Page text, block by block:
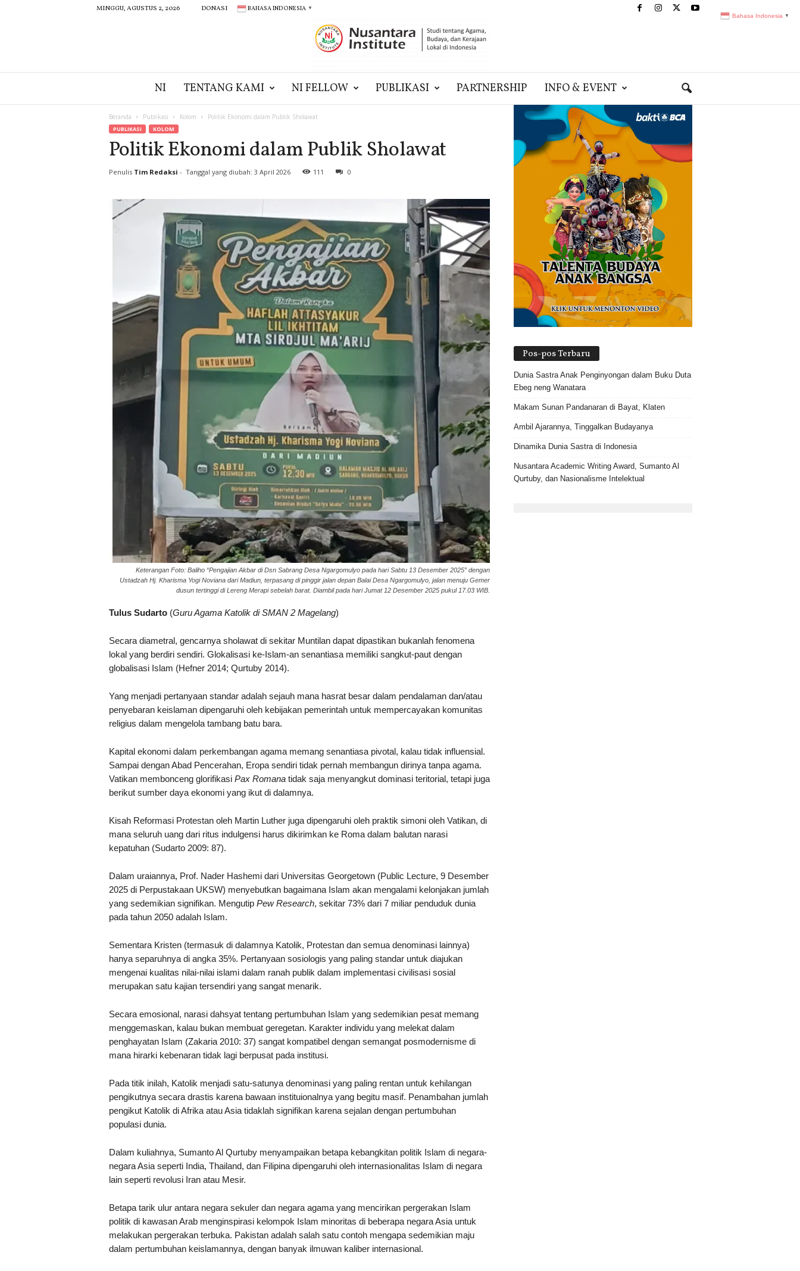
MINGGU, AGUSTUS 2, 2026 DONASI BAHASA INDONESIA ▼
NI TENTANG KAMI NI FELLOW PUBLIKASI PARTNERSHIP INFO & EVENT
Beranda Publikasi Kolom Politik Ekonomi dalam Publik Sholawat
PUBLIKASI KOLOM
Politik Ekonomi dalam Publik Sholawat
Penulis Tim Redaksi - Tanggal yang diubah: 3 April 2026 111 0
Keterangan Foto: Baliho “Pengajian Akbar di Dsn Sabrang Desa Ngargomulyo pada hari Sabtu 13 Desember 2025” dengan
Ustadzah Hj. Kharisma Yogi Noviana dari Madiun, terpasang di pinggir jalan depan Balai Desa Ngargomulyo, jalan menuju Gemer
dusun tertinggi di Lereng Merapi sebelah barat. Diambil pada hari Jumat 12 Desember 2025 pukul 17.03 WIB.
Tulus Sudarto(Guru Agama Katolik di SMAN 2 Magelang)
Secara diametral, gencarnya sholawat di sekitar Muntilan dapat dipastikan bukanlah fenomena
lokal yang berdiri sendiri. Glokalisasi ke-Islam-an senantiasa memiliki sangkut-paut dengan
globalisasi Islam (Hefner 2014; Qurtuby 2014).
Yang menjadi pertanyaan standar adalah sejauh mana hasrat besar dalam pendalaman dan/atau
penyebaran keislaman dipengaruhi oleh kebijakan pemerintah untuk mempercayakan komunitas
religius dalam mengelola tambang batu bara.
Kapital ekonomi dalam perkembangan agama memang senantiasa pivotal, kalau tidak influensial.
Sampai dengan Abad Pencerahan, Eropa sendiri tidak pernah membangun dirinya tanpa agama.
Vatikan membonceng glorifikasi Pax Romanatidak saja menyangkut dominasi teritorial, tetapi juga
berikut sumber daya ekonomi yang ikut di dalamnya.
Kisah Reformasi Protestan oleh Martin Luther juga dipengaruhi oleh praktik simoni oleh Vatikan, di
mana seluruh uang dari ritus indulgensi harus dikirimkan ke Roma dalam balutan narasi
kepatuhan (Sudarto 2009: 87).
Dalam uraiannya, Prof. Nader Hashemi dari Universitas Georgetown (Public Lecture, 9 Desember
2025 di Perpustakaan UKSW) menyebutkan bagaimana Islam akan mengalami kelonjakan jumlah
yang sedemikian signifikan. Mengutip Pew Research, sekitar 73% dari 7 miliar penduduk dunia
pada tahun 2050 adalah Islam.
Sementara Kristen (termasuk di dalamnya Katolik, Protestan dan semua denominasi lainnya)
hanya separuhnya di angka 35%. Pertanyaan sosiologis yang paling standar untuk diajukan
mengenai kualitas nilai-nilai islami dalam ranah publik dalam implementasi civilisasi sosial
merupakan satu kajian tersendiri yang sangat menarik.
Secara emosional, narasi dahsyat tentang pertumbuhan Islam yang sedemikian pesat memang
menggemaskan, kalau bukan membuat geregetan. Karakter individu yang melekat dalam
penghayatan Islam (Zakaria 2010: 37) sangat kompatibel dengan semangat posmodernisme di
mana hirarki kebenaran tidak lagi berpusat pada institusi.
Pada titik inilah, Katolik menjadi satu-satunya denominasi yang paling rentan untuk kehilangan
pengikutnya secara drastis karena bawaan instituionalnya yang begitu masif. Penambahan jumlah
pengikut Katolik di Afrika atau Asia tidaklah signifikan karena sejalan dengan pertumbuhan
populasi dunia.
Dalam kuliahnya, Sumanto Al Qurtuby menyampaikan betapa kebangkitan politik Islam di negara-
negara Asia seperti India, Thailand, dan Filipina dipengaruhi oleh internasionalitas Islam di negara
lain seperti revolusi Iran atau Mesir.
Betapa tarik ulur antara negara sekuler dan negara agama yang mencirikan pergerakan Islam
politik di kawasan Arab menginspirasi kelompok Islam minoritas di beberapa negara Asia untuk
melakukan pergerakan terbuka. Pakistan adalah salah satu contoh mengapa sedemikian maju
dalam pertumbuhan keislamannya, dengan banyak ilmuwan kaliber internasional.
Pos-pos Terbaru
Dunia Sastra Anak Penginyongan dalam Buku Duta
Ebeg neng Wanatara
Makam Sunan Pandanaran di Bayat, Klaten
Ambil Ajarannya, Tinggalkan Budayanya
Dinamika Dunia Sastra di Indonesia
Nusantara Academic Writing Award, Sumanto Al
Qurtuby, dan Nasionalisme Intelektual
Bahasa Indonesia ▼